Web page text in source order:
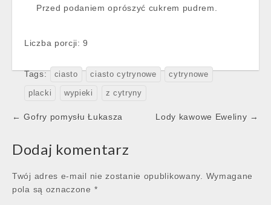
Przed podaniem oprószyć cukrem pudrem.
Liczba porcji: 9
Tags: ciasto ciasto cytrynowe cytrynowe
placki wypieki z cytryny
Post
← Gofry pomysłu Łukasza Lody kawowe Eweliny →
Dodaj komentarz
Twój adres e-mail nie zostanie opublikowany.
Wymagane
pola są oznaczone *